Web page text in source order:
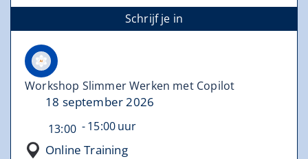
Schrijf je in
Workshop Slimmer Werken met Copilot
18 september 2026
13:00 15:00
Online Training